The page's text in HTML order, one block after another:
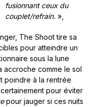
fusionnant ceux du
couplet/refrain. »,
The Shoot tire sa
pour atteindre un
sous la lune
accroche comme le sol
poindre à la rentrée
pour éviter
pour jauger si ces nuits